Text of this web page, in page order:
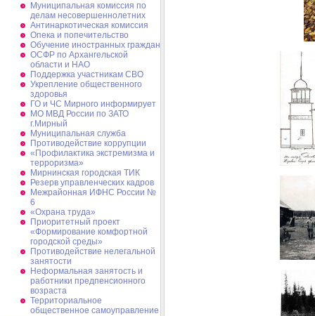
Муниципальная комиссия по
делам несовершеннолетних
Антинаркотическая комиссия
Опека и попечительство
Обучение иностранных граждан
ОСФР по Архангельской
области и НАО
Поддержка участникам СВО
Укрепление общественного
здоровья
ГО и ЧС Мирного информирует
МО МВД России по ЗАТО
г.Мирный
Муниципальная cлужба
Противодействие коррупции
«Профилактика экстремизма и
терроризма»
Мирнинская городская ТИК
Резерв управленческих кадров
Межрайонная ИФНС России №
6
«Охрана труда»
Приоритетный проект
«Формирование комфортной
городской среды»
Противодействие нелегальной
занятости
Неформальная занятость и
работники предпенсионного
возраста
Территориальное
общественное самоуправление